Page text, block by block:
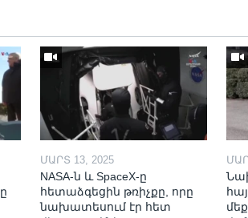
ՄԱՐՏ 13, 2025
NASA-ն և SpaceX-ը
հետաձգեցին թռիչքը, որը
նախատեսում էր հետ